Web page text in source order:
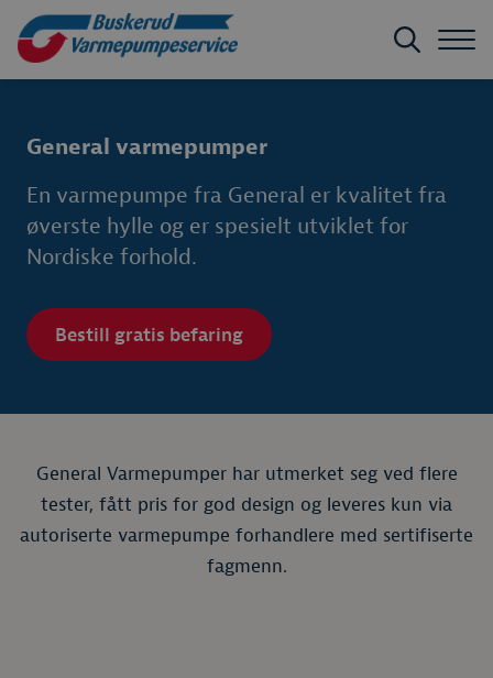
General varmepumper
En varmepumpe fra General er kvalitet fra
øverste hylle og er spesielt utviklet for
Nordiske forhold.
Bestill gratis befaring
General Varmepumper har utmerket seg ved flere
tester, fått pris for god design og leveres kun via
autoriserte varmepumpe forhandlere med sertifiserte
fagmenn.